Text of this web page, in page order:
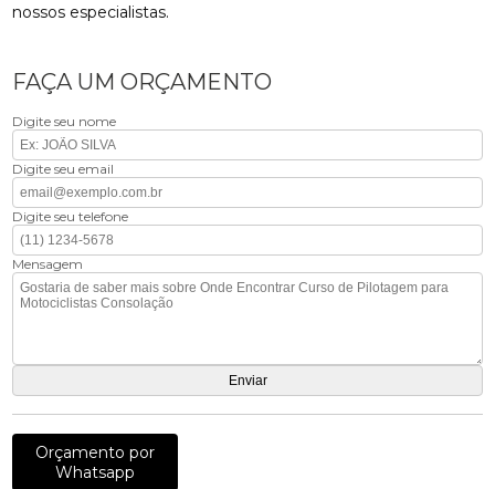
nossos especialistas.
FAÇA UM ORÇAMENTO
Digite seu nome
Digite seu email
Digite seu telefone
Mensagem
Orçamento por
Whatsapp